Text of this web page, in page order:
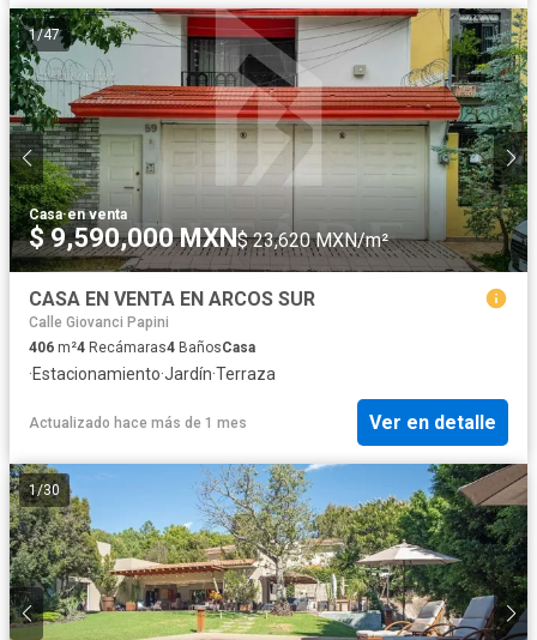
1/47
Casa·en venta
$ 9,590,000 MXN$ 23,620 MXN/m²
CASA EN VENTA EN ARCOS SUR
Calle Giovanci Papini
406 m²4 Recámaras4 BañosCasa
·Estacionamiento·Jardín·Terraza
Actualizado hace más de 1 mes Ver en detalle
1/30